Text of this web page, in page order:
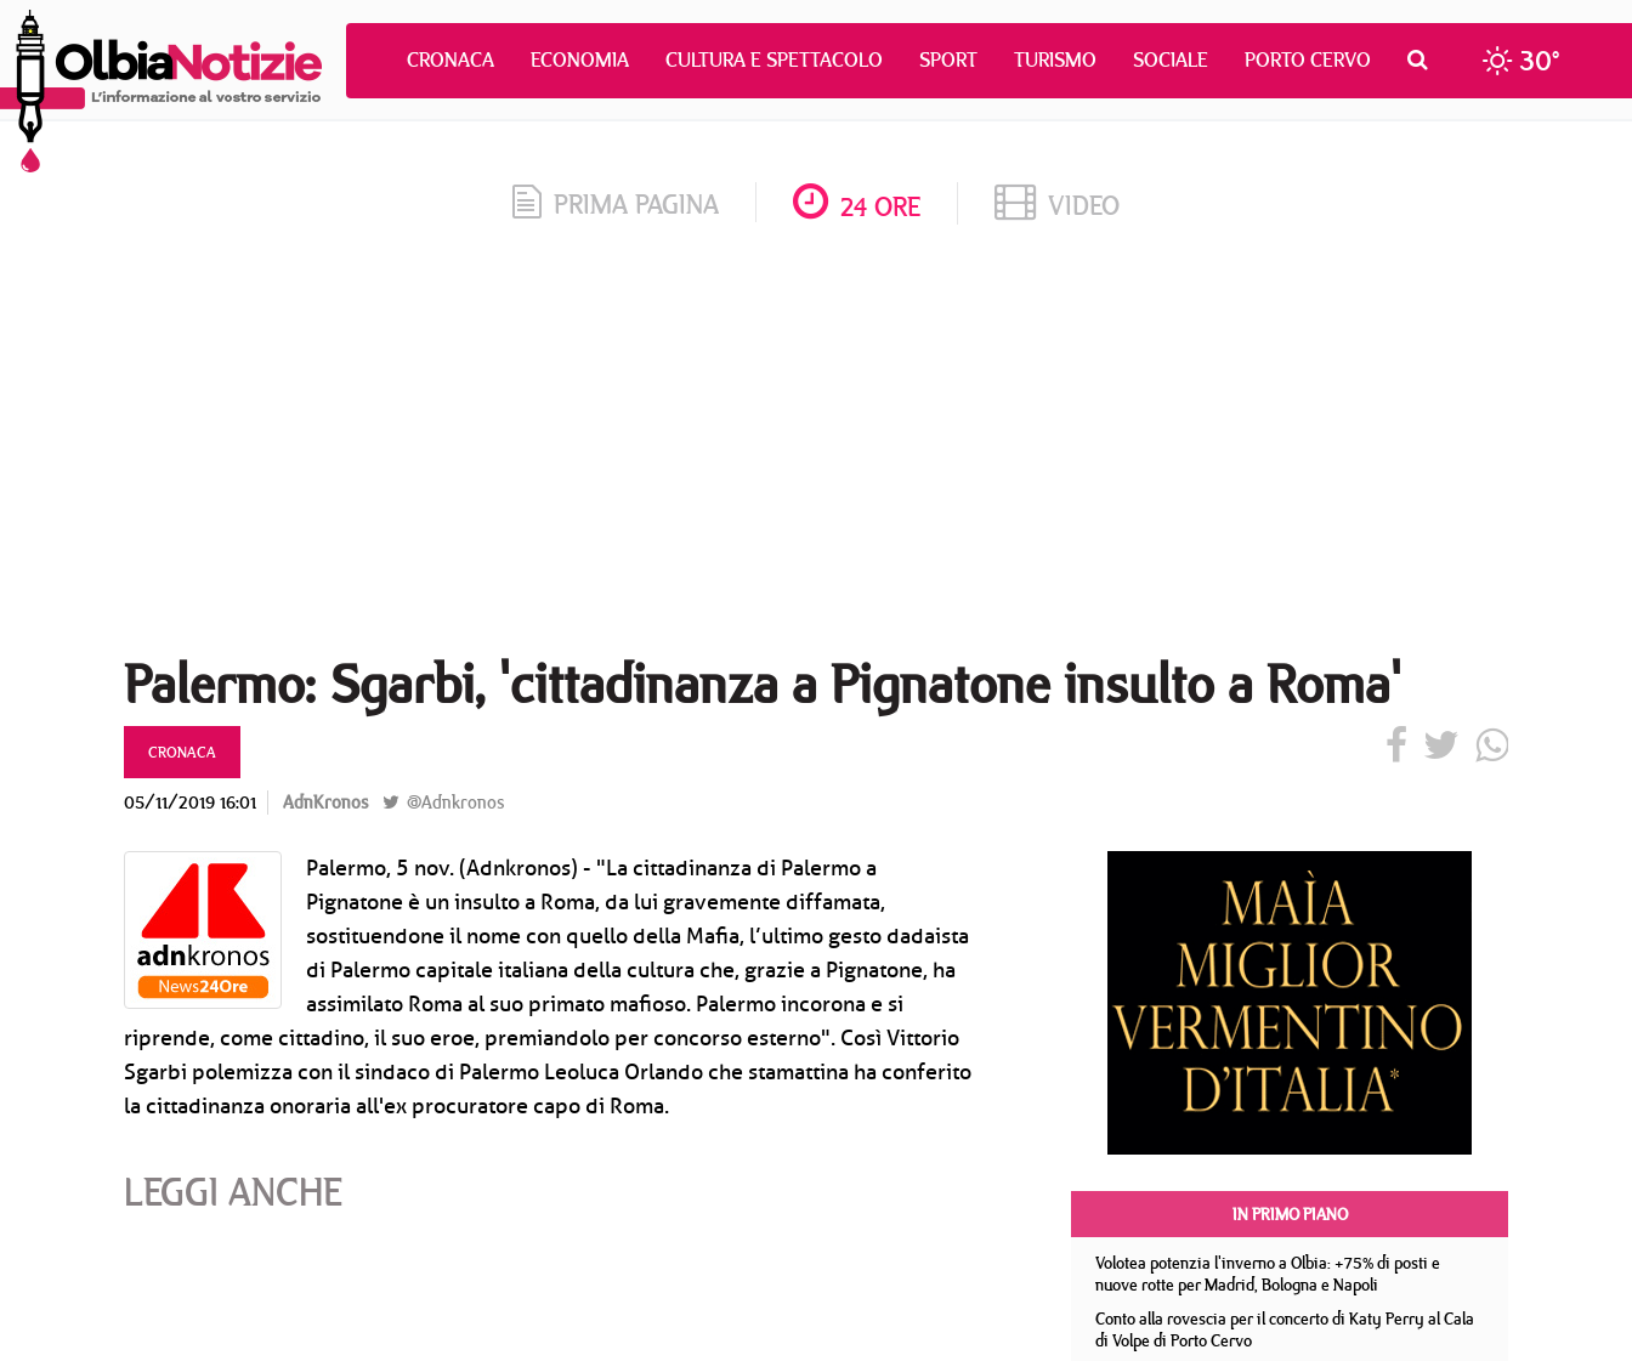
CRONACA ECONOMIA CULTURA E SPETTACOLO SPORT TURISMO SOCIALE PORTO CERVO 30°
PRIMA PAGINA 24 ORE VIDEO
Palermo: Sgarbi, 'cittadinanza a Pignatone insulto a Roma'
CRONACA
05/11/2019 16:01 AdnKronos @Adnkronos
Palermo, 5 nov. (Adnkronos) - "La cittadinanza di Palermo a
Pignatone è un insulto a Roma, da lui gravemente diffamata,
sostituendone il nome con quello della Mafia, l’ultimo gesto dadaista
di Palermo capitale italiana della cultura che, grazie a Pignatone, ha
assimilato Roma al suo primato mafioso. Palermo incorona e si
riprende, come cittadino, il suo eroe, premiandolo per concorso esterno". Così Vittorio
Sgarbi polemizza con il sindaco di Palermo Leoluca Orlando che stamattina ha conferito
la cittadinanza onoraria all'ex procuratore capo di Roma.
LEGGI ANCHE
IN PRIMO PIANO
Volotea potenzia l'inverno a Olbia: +75% di posti e
nuove rotte per Madrid, Bologna e Napoli
Conto alla rovescia per il concerto di Katy Perry al Cala
di Volpe di Porto Cervo